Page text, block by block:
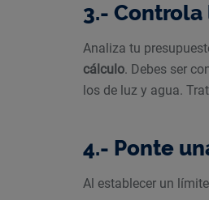
3.-
Analiza tu
cálculo. Debes ser
los de luz y agua.
4.- Ponte
Al establecer un